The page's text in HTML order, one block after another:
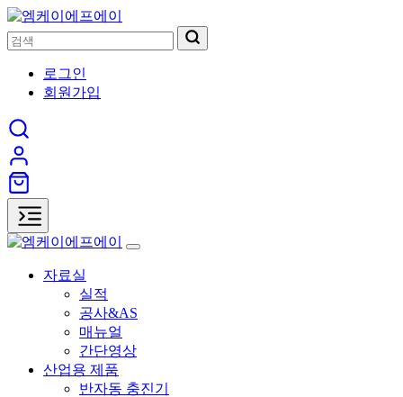
로그인
회원가입
자료실
실적
공사&AS
매뉴얼
간단영상
산업용 제품
반자동 충진기